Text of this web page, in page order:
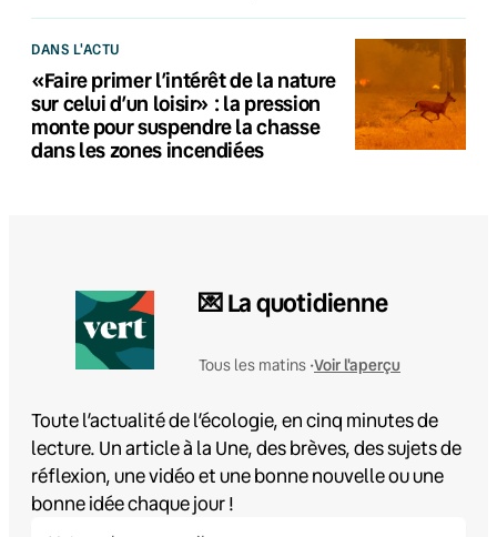
DANS L'ACTU
«Faire primer l’intérêt de la nature
sur celui d’un loisir» : la pression
monte pour suspendre la chasse
dans les zones incendiées
💌 La quotidienne
Tous les matins •Voir l'aperçu
Toute l’actualité de l’écologie, en cinq minutes de
lecture. Un article à la Une, des brèves, des sujets de
réflexion, une vidéo et une bonne nouvelle ou une
bonne idée chaque jour !